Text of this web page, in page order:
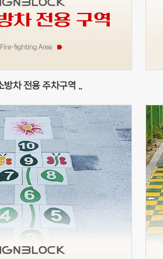
방차 전용 주차구역 ..